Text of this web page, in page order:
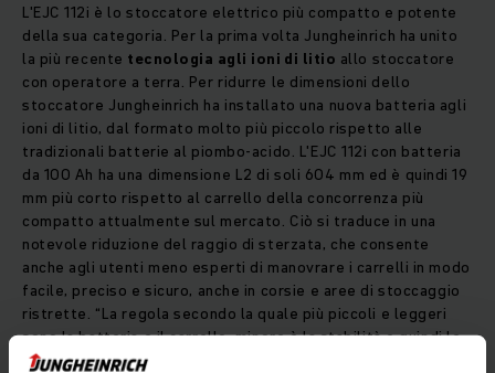
L'EJC 112i è lo stoccatore elettrico più compatto e potente
della sua categoria. Per la prima volta Jungheinrich ha unito
la più recente tecnologia agli ioni di litio allo stoccatore
con operatore a terra. Per ridurre le dimensioni dello
stoccatore Jungheinrich ha installato una nuova batteria agli
ioni di litio, dal formato molto più piccolo rispetto alle
tradizionali batterie al piombo-acido. L'EJC 112i con batteria
da 100 Ah ha una dimensione L2 di soli 604 mm ed è quindi 19
mm più corto rispetto al carrello della concorrenza più
compatto attualmente sul mercato. Ciò si traduce in una
notevole riduzione del raggio di sterzata, che consente
anche agli utenti meno esperti di manovrare i carrelli in modo
facile, preciso e sicuro, anche in corsie e aree di stoccaggio
ristrette. “La regola secondo la quale più piccoli e leggeri
sono la batteria e il carrello, minore è la stabilità e quindi le
portate residue, non è più applicabile.